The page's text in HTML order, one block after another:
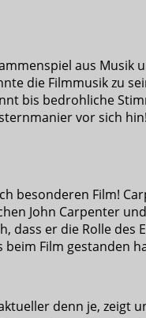
aus
die Filmmusik zu
bis bedrohliche
vor sich
besonderen Film!
John Carpenter
dass er die Rolle
Film gestanden
denn je, zeigt